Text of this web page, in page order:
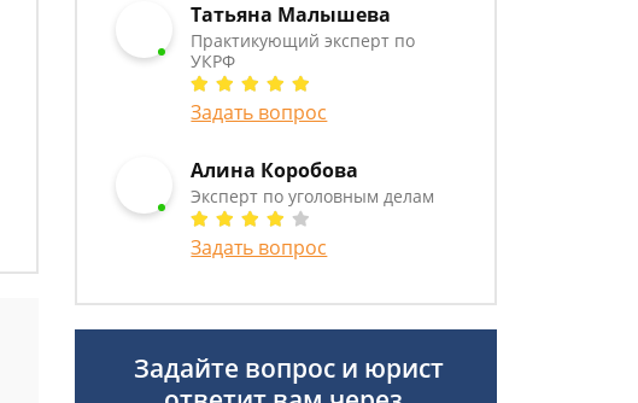
Татьяна Малышева
Практикующий эксперт по
УКРФ
Задать вопрос
Алина Коробова
Эксперт по уголовным делам
Задать вопрос
Задайте вопрос и юрист